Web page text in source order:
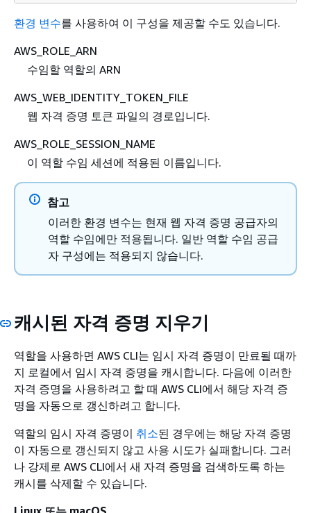
환경 변수를 사용하여 이 구성을 제공할 수도 있습니다.
AWS_ROLE_ARN
수임할 역할의 ARN
AWS_WEB_IDENTITY_TOKEN_FILE
웹 자격 증명 토큰 파일의 경로입니다.
AWS_ROLE_SESSION_NAME
이 역할 수임 세션에 적용된 이름입니다.
참고
이러한 환경 변수는 현재 웹 자격 증명 공급자의
역할 수임에만 적용됩니다. 일반 역할 수임 공급
자 구성에는 적용되지 않습니다.
캐시된 자격 증명 지우기
역할을 사용하면 AWS CLI는 임시 자격 증명이 만료될 때까
지 로컬에서 임시 자격 증명을 캐시합니다. 다음에 이러한
자격 증명을 사용하려고 할 때 AWS CLI에서 해당 자격 증
명을 자동으로 갱신하려고 합니다.
역할의 임시 자격 증명이 취소된 경우에는 해당 자격 증명
이 자동으로 갱신되지 않고 사용 시도가 실패합니다. 그러
나 강제로 AWS CLI에서 새 자격 증명을 검색하도록 하는
캐시를 삭제할 수 있습니다.